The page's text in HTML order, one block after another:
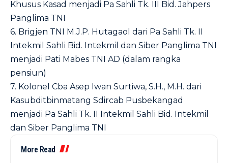
Khusus Kasad menjadi Pa Sahli Tk. III Bid. Jahpers
Panglima TNI
6. Brigjen TNI M.J.P. Hutagaol dari Pa Sahli Tk. II
Intekmil Sahli Bid. Intekmil dan Siber Panglima TNI
menjadi Pati Mabes TNI AD (dalam rangka
pensiun)
7. Kolonel Cba Asep Iwan Surtiwa, S.H., M.H. dari
Kasubditbinmatang Sdircab Pusbekangad
menjadi Pa Sahli Tk. II Intekmil Sahli Bid. Intekmil
dan Siber Panglima TNI
More Read